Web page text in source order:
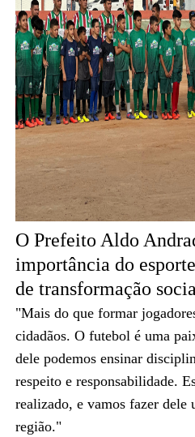
O Prefeito Aldo
importância do
de transformação
"Mais do que formar
cidadãos. O futebol é uma
dele podemos ensinar
respeito e responsabilidade.
realizado, e vamos fazer dele
região."